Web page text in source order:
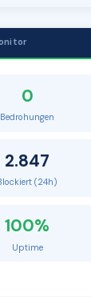
0
Bedrohungen
2.847
(24h)
100%
Uptime